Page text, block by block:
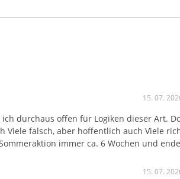
15. 07.
durchaus offen für Logiken dieser Art.
falsch, aber hoffentlich auch Viele
immer ca. 6 Wochen und
15. 07.